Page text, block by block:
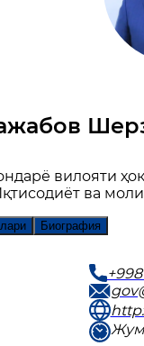
вилояти
ва
Биография